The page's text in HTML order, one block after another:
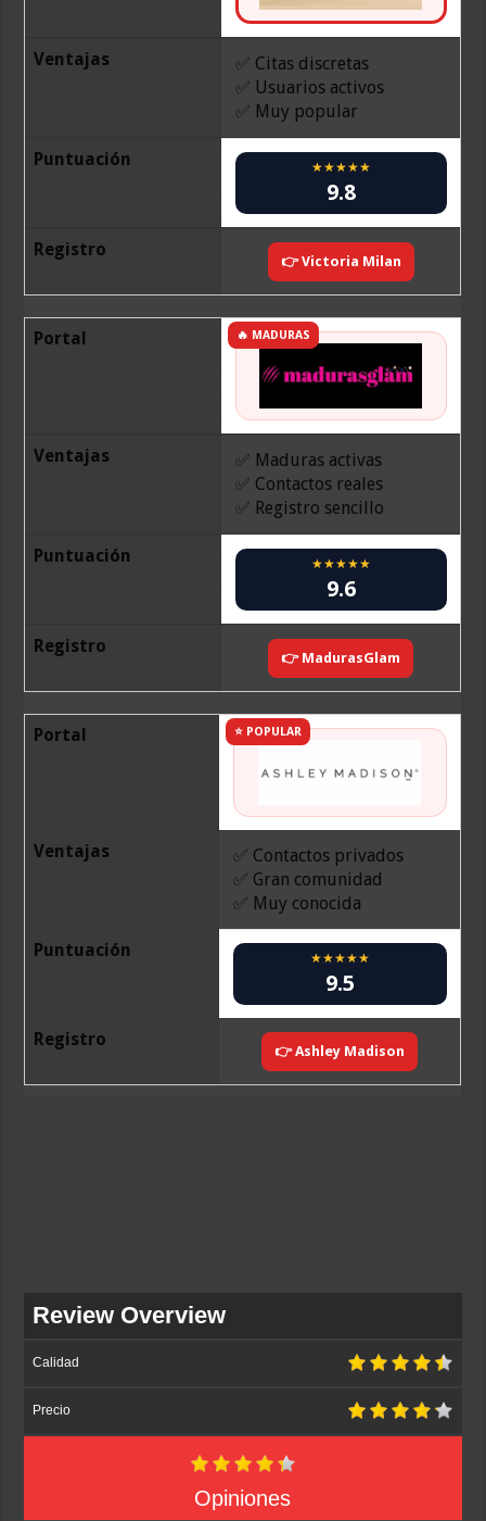
Ventajas
✅ Citas discretas
✅ Usuarios activos
✅ Muy popular
Puntuación ★★★★★
9.8
Registro
👉 Victoria Milan
Portal 🔥 MADURAS
Ventajas
✅ Maduras activas
✅ Contactos reales
✅ Registro sencillo
Puntuación ★★★★★
9.6
Registro
👉 MadurasGlam
Portal ⭐ POPULAR
Ventajas
✅ Contactos privados
✅ Gran comunidad
✅ Muy conocida
Puntuación ★★★★★
9.5
Registro
👉 Ashley Madison
Review Overview
Calidad
Precio
Opiniones